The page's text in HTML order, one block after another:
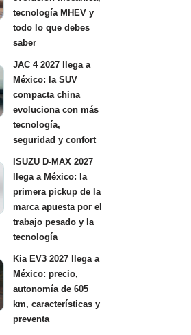
tecnología MHEV y
todo lo que debes
saber
JAC 4 2027 llega a
México: la SUV
compacta china
evoluciona con más
tecnología,
seguridad y confort
ISUZU D-MAX 2027
llega a México: la
primera pickup de la
marca apuesta por el
trabajo pesado y la
tecnología
Kia EV3 2027 llega a
México: precio,
autonomía de 605
km, características y
preventa